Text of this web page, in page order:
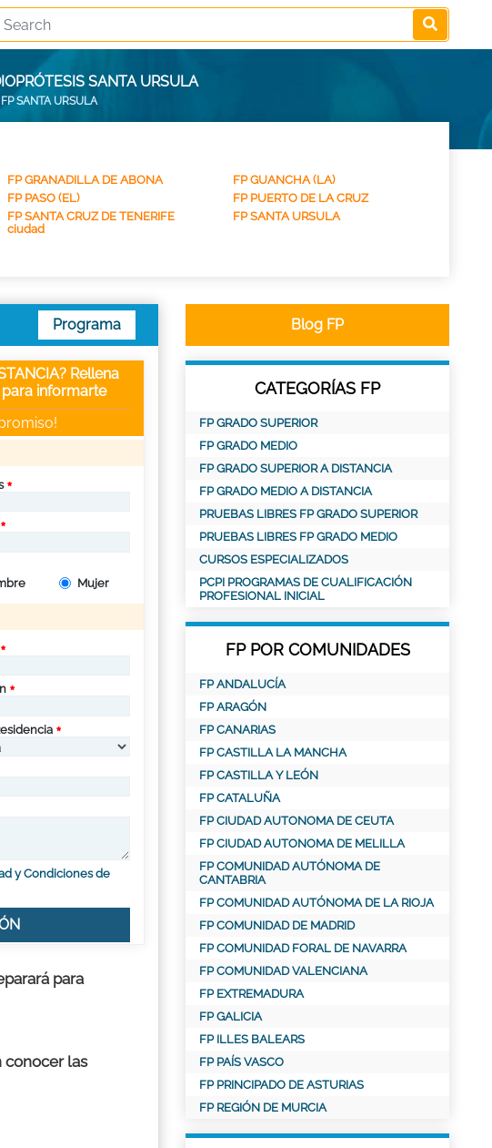
SANTA URSULA
FP SANTA URSULA
FP GRANADILLA DE ABONA
FP GUANCHA (LA)
FP PASO (EL)
FP PUERTO DE LA CRUZ
FP SANTA CRUZ DE TENERIFE
ciudad
FP SANTA URSULA
Programa
Rellena
para informarte
Mujer
y Condiciones de
para
conocer las
Blog FP
CATEGORÍAS FP
FP GRADO SUPERIOR
FP GRADO MEDIO
FP GRADO SUPERIOR A DISTANCIA
FP GRADO MEDIO A DISTANCIA
PRUEBAS LIBRES FP GRADO SUPERIOR
PRUEBAS LIBRES FP GRADO MEDIO
CURSOS ESPECIALIZADOS
PCPI PROGRAMAS DE CUALIFICACIÓN
PROFESIONAL INICIAL
FP POR COMUNIDADES
FP ANDALUCÍA
FP ARAGÓN
FP CANARIAS
FP CASTILLA LA MANCHA
FP CASTILLA Y LEÓN
FP CATALUÑA
FP CIUDAD AUTONOMA DE CEUTA
FP CIUDAD AUTONOMA DE MELILLA
FP COMUNIDAD AUTÓNOMA DE
CANTABRIA
FP COMUNIDAD AUTÓNOMA DE LA RIOJA
FP COMUNIDAD DE MADRID
FP COMUNIDAD FORAL DE NAVARRA
FP COMUNIDAD VALENCIANA
FP EXTREMADURA
FP GALICIA
FP ILLES BALEARS
FP PAÍS VASCO
FP PRINCIPADO DE ASTURIAS
FP REGIÓN DE MURCIA